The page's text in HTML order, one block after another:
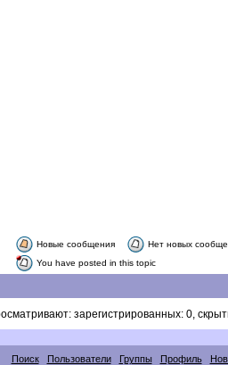
Новые сообщения
Нет новых
You have posted in this topic
зарегистрированных: 0,
Поиск Пользователи Группы Профиль